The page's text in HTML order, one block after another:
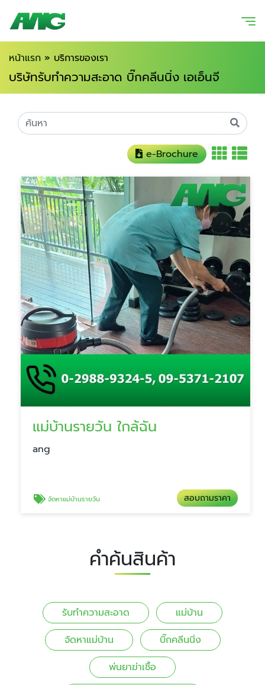
หน้าแรก » บริการของเรา
บริษัทรับทำความสะอาด บิ๊กคลีนนิ่ง เอเอ็นจี
e-Brochure
แม่บ้านรายวัน ใกล้ฉัน
ang
จัดหาแม่บ้านรายวัน สอบถามราคา
คำค้นสินค้า
รับทำความสะอาด
แม่บ้าน
จัดหาแม่บ้าน
บิ๊กคลีนนิ่ง
พ่นยาฆ่าเชื้อ